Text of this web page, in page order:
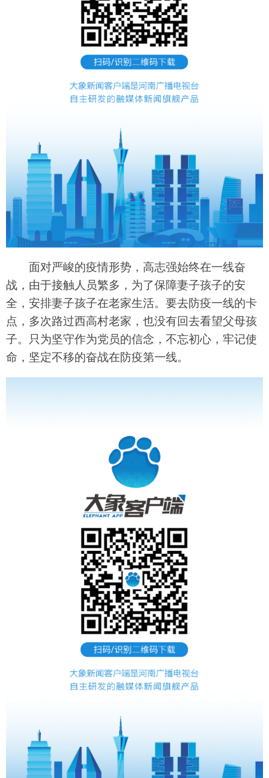
面对严峻的疫情形势，高志强始终在一线奋
战，由于接触人员繁多，为了保障妻子孩子的安
全，安排妻子孩子在老家生活。要去防疫一线的卡
点，多次路过西高村老家，也没有回去看望父母孩
子。只为坚守作为党员的信念，不忘初心，牢记使
命，坚定不移的奋战在防疫第一线。